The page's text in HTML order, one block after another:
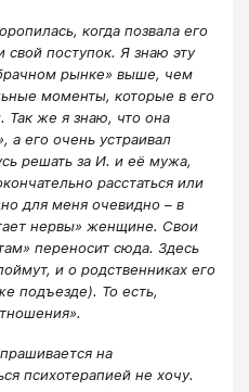
когда позвала его
свой поступок. Я знаю эту
рынке» выше, чем
моменты, которые в его
Так же я знаю, что она
а его очень устраивал
решать за И. и её мужа,
расстаться или
для меня очевидно – в
нервы» женщине. Свои
переносит сюда. Здесь
и о родственниках его
подъезде). То есть,
на
психотерапией не хочу.